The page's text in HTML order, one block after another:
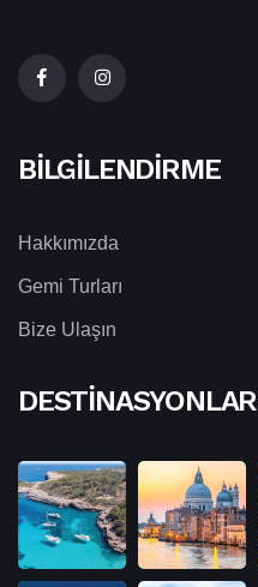
BILGILENDIRME
Hakkımızda
Gemi Turları
Bize Ulaşın
DESTINASYONLAR